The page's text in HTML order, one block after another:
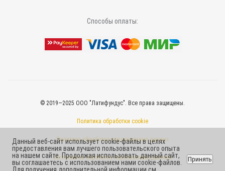
Способы оплаты:
© 2019—2025 ООО "Латифундус". Все права защищены.
Политика обработки cookie
Политика обработки персональных данных
Согласие на обработку персональных данных
Данный веб-сайт использует cookie-файлы в целях
предоставления вам лучшего пользовательского опыта
на нашем сайте. Продолжая использовать данный сайт,
вы соглашаетесь с использованием нами cookie-файлов.
Принять